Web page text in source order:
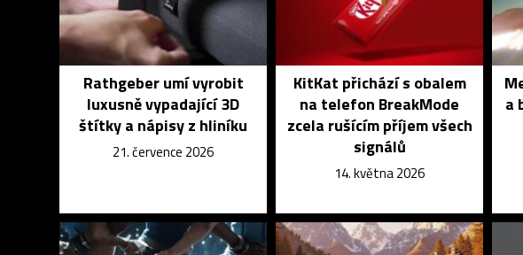
Rathgeber umí vyrobit
luxusně vypadající 3D
štítky a nápisy z hliníku
21. července 2026
KitKat přichází s obalem
na telefon BreakMode
zcela rušícím příjem všech
signálů
14. května 2026
a